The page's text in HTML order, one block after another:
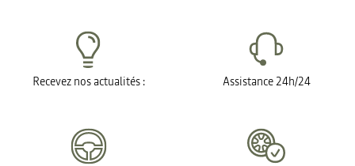
Recevez nos actualités : Assistance 24h/24